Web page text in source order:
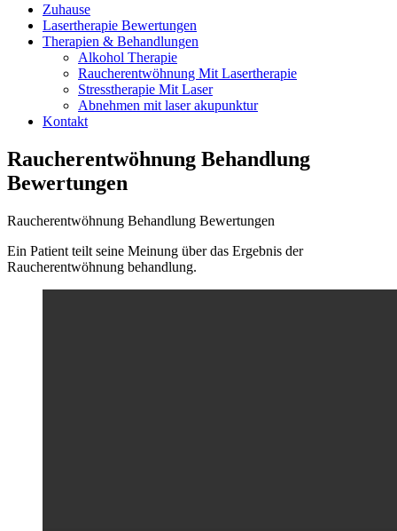
Zuhause
Lasertherapie Bewertungen
Therapien & Behandlungen
Alkohol Therapie
Raucherentwöhnung Mit Lasertherapie
Stresstherapie Mit Laser
Abnehmen mit laser akupunktur
Kontakt
Raucherentwöhnung Behandlung
Bewertungen
Raucherentwöhnung Behandlung Bewertungen
Ein Patient teilt seine Meinung über das Ergebnis der
Raucherentwöhnung behandlung.